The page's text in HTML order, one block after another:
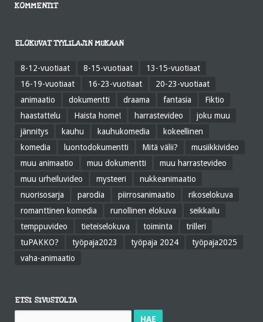
KOMMENTIT
ELOKUVAT TYYLILAJIN MUKAAN
8-12-vuotiaat 8-15-vuotiaat
13-15-vuotiaat
16-19-vuotiaat
16-23-vuotiaat
20-23-vuotiaat
animaatio
dokumentti draama fantasia
Fiktio
haastattelu
Haista home! harrastevideo
joku muu
jännitys
kauhu kauhukomedia
kokeellinen
komedia
luontodokumentti Mitä välii?
musiikkivideo
muu animaatio
muu dokumentti
muu harrastevideo
muu urheiluvideo
mysteeri
nukkeanimaatio
nuorisosarja
parodia piirrosanimaatio
rikoselokuva
romanttinen komedia
runollinen elokuva
seikkailu
temppuvideo
tieteiselokuva toiminta
trilleri
tuPAKKO?
työpaja2023 työpaja 2024
työpaja2025
vaha-animaatio
ETSI SIVUSTOLTA